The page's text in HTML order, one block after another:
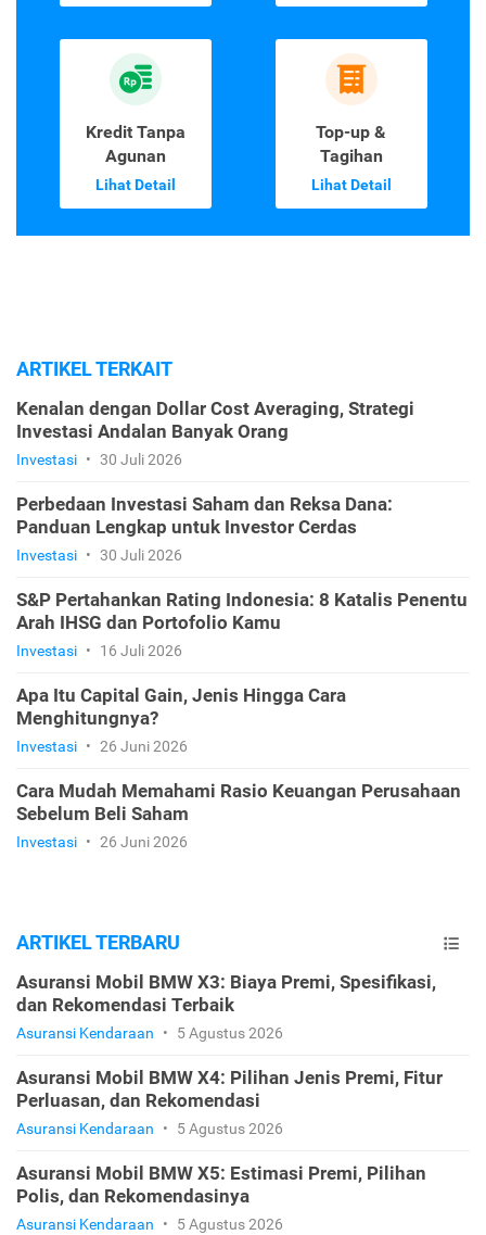
Kredit Tanpa
Agunan
Lihat Detail
Top-up &
Tagihan
Lihat Detail
ARTIKEL TERKAIT
Kenalan dengan Dollar Cost Averaging, Strategi
Investasi Andalan Banyak Orang
Investasi • 30 Juli 2026
Perbedaan Investasi Saham dan Reksa Dana:
Panduan Lengkap untuk Investor Cerdas
Investasi • 30 Juli 2026
S&P Pertahankan Rating Indonesia: 8 Katalis Penentu
Arah IHSG dan Portofolio Kamu
Investasi • 16 Juli 2026
Apa Itu Capital Gain, Jenis Hingga Cara
Menghitungnya?
Investasi • 26 Juni 2026
Cara Mudah Memahami Rasio Keuangan Perusahaan
Sebelum Beli Saham
Investasi • 26 Juni 2026
ARTIKEL TERBARU
Asuransi Mobil BMW X3: Biaya Premi, Spesifikasi,
dan Rekomendasi Terbaik
Asuransi Kendaraan • 5 Agustus 2026
Asuransi Mobil BMW X4: Pilihan Jenis Premi, Fitur
Perluasan, dan Rekomendasi
Asuransi Kendaraan • 5 Agustus 2026
Asuransi Mobil BMW X5: Estimasi Premi, Pilihan
Polis, dan Rekomendasinya
Asuransi Kendaraan • 5 Agustus 2026